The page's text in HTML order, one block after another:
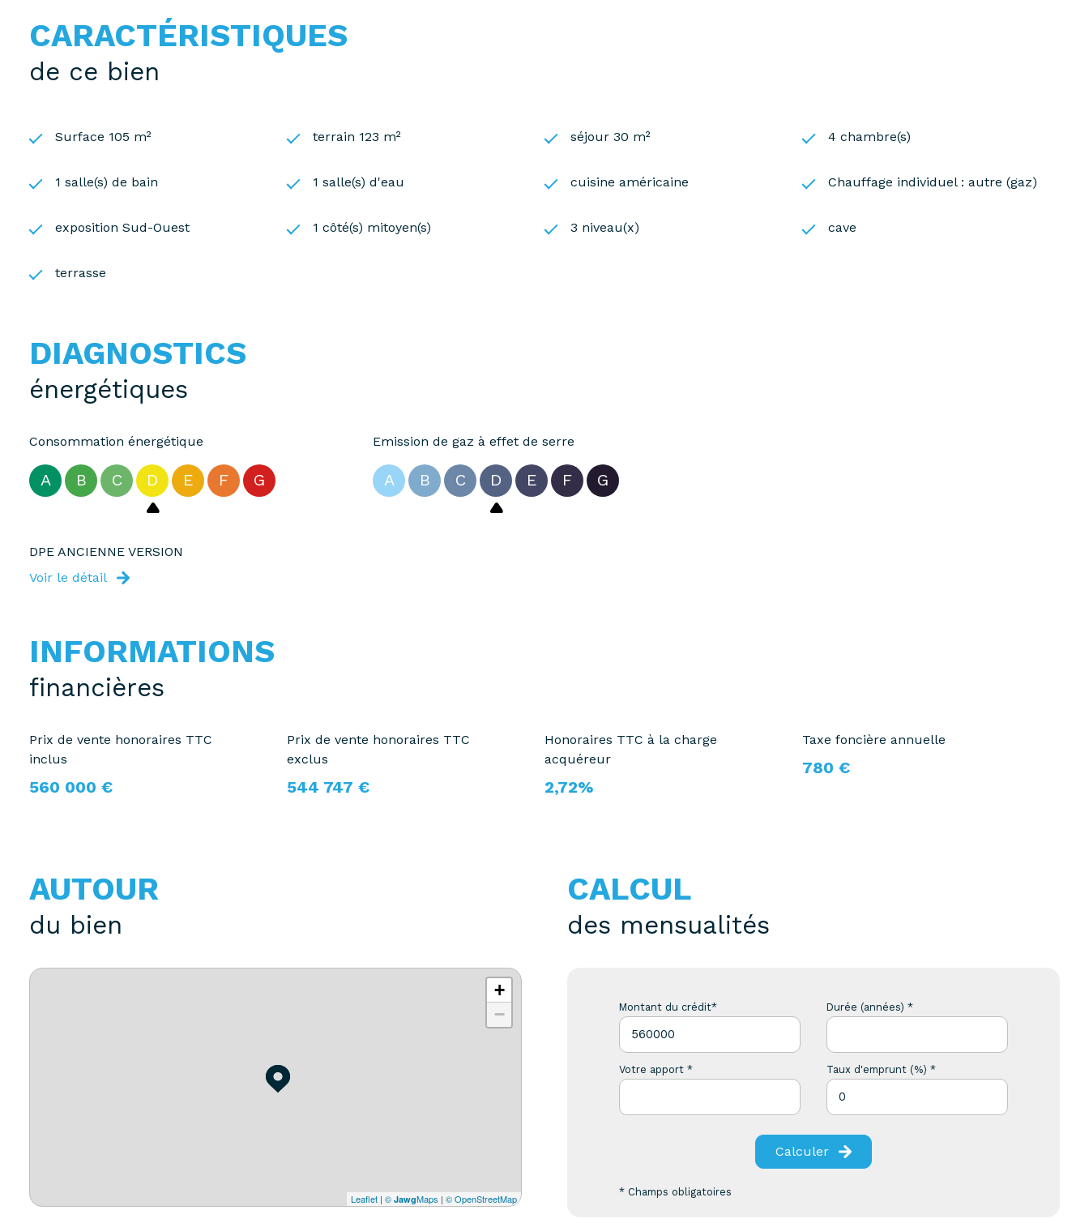
CARACTÉRISTIQUES
de ce bien
Surface 105 m² terrain 123 m² séjour 30 m² 4 chambre(s)
1 salle(s) de bain 1 salle(s) d'eau cuisine américaine Chauffage individuel : autre (gaz)
exposition Sud-Ouest 1 côté(s) mitoyen(s) 3 niveau(x) cave
terrasse
DIAGNOSTICS
énergétiques
Consommation énergétique
A B C D E F G
Emission de gaz à effet de serre
A B C D E F G
DPE ANCIENNE VERSION
Voir le détail
INFORMATIONS
financières
Prix de vente honoraires TTC
inclus
560 000 €
Prix de vente honoraires TTC
exclus
544 747 €
Honoraires TTC à la charge
acquéreur
2,72%
Taxe foncière annuelle
780 €
AUTOUR
du bien
+
−
Leaflet | © JawgMaps | © OpenStreetMap
CALCUL
des mensualités
Montant du crédit* Durée (années) *
Votre apport * Taux d'emprunt (%) *
Calculer
* Champs obligatoires